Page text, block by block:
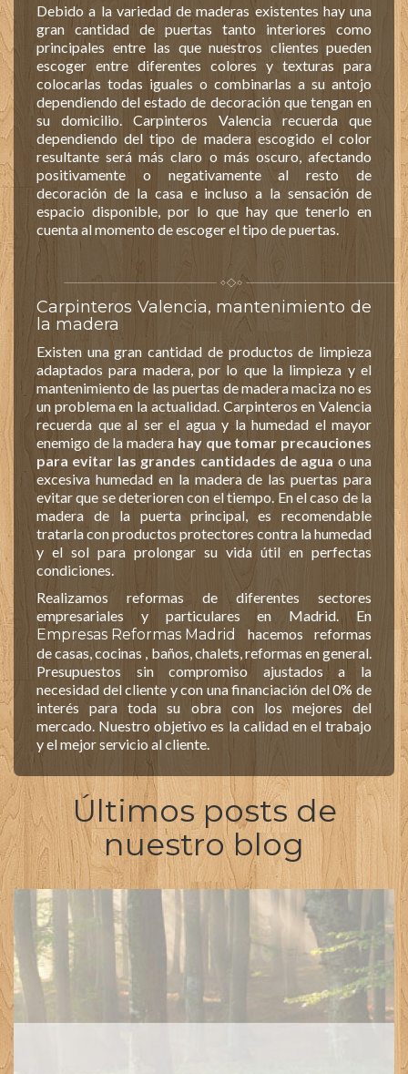
Debido a la variedad de maderas existentes hay una
gran cantidad de puertas tanto interiores como
principales entre las que nuestros clientes pueden
escoger entre diferentes colores y texturas para
colocarlas todas iguales o combinarlas a su antojo
dependiendo del estado de decoración que tengan en
su domicilio. Carpinteros Valencia recuerda que
dependiendo del tipo de madera escogido el color
resultante será más claro o más oscuro, afectando
positivamente o negativamente al resto de
decoración de la casa e incluso a la sensación de
espacio disponible, por lo que hay que tenerlo en
cuenta al momento de escoger el tipo de puertas.
Carpinteros Valencia, mantenimiento de
la madera
Existen una gran cantidad de productos de limpieza
adaptados para madera, por lo que la limpieza y el
mantenimiento de las puertas de madera maciza no es
un problema en la actualidad. Carpinteros en Valencia
recuerda que al ser el agua y la humedad el mayor
enemigo de la madera hay que tomar precauciones
para evitar las grandes cantidades de agua o una
excesiva humedad en la madera de las puertas para
evitar que se deterioren con el tiempo. En el caso de la
madera de la puerta principal, es recomendable
tratarla con productos protectores contra la humedad
y el sol para prolongar su vida útil en perfectas
condiciones.
Realizamos reformas de diferentes sectores
empresariales y particulares en Madrid. En
Empresas Reformas Madrid
hacemos reformas
de casas, cocinas , baños, chalets, reformas en general.
Presupuestos sin compromiso ajustados a la
necesidad del cliente y con una financiación del 0% de
interés para toda su obra con los mejores del
mercado. Nuestro objetivo es la calidad en el trabajo
y el mejor servicio al cliente.
Últimos posts de
nuestro blog